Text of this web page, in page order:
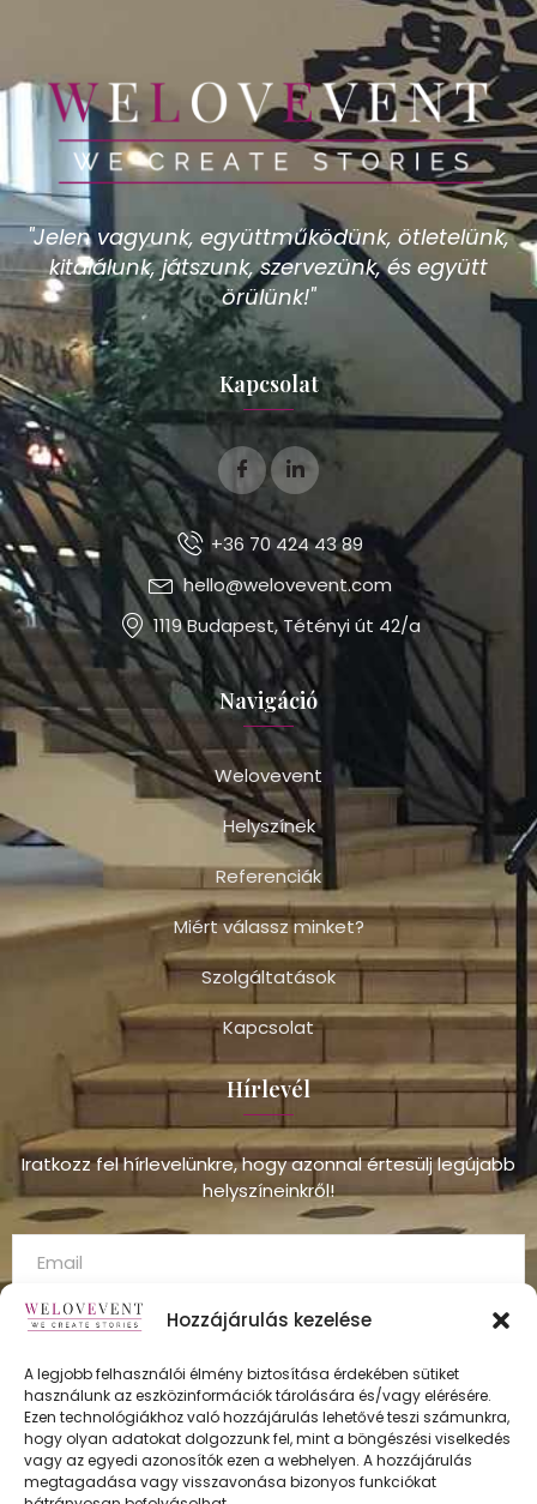
Hozzájárulás kezelése
A legjobb felhasználói élmény biztosítása érdekében sütiket
használunk az eszközinformációk tárolására és/vagy elérésére.
Ezen technológiákhoz való hozzájárulás lehetővé teszi számunkra,
hogy olyan adatokat dolgozzunk fel, mint a böngészési viselkedés
vagy az egyedi azonosítók ezen a webhelyen. A hozzájárulás
megtagadása vagy visszavonása bizonyos funkciókat
"Jelen vagyunk, együttműködünk, ötletelünk,
kitalálunk, játszunk, szervezünk, és együtt
örülünk!"
Kapcsolat
+36 70 424 43 89
hello@welovevent.com
1119 Budapest, Tétényi út 42/a
Navigáció
Welovevent
Helyszínek
Referenciák
Miért válassz minket?
Szolgáltatások
Kapcsolat
Hírlevél
Iratkozz fel hírlevelünkre, hogy azonnal értesülj legújabb
helyszíneinkről!
FELÍRATKOZÁS